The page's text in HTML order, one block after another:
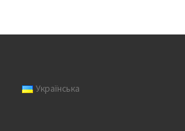
Українська